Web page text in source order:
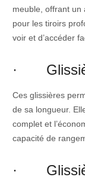
meuble, offrant un
pour les tiroirs
voir et d’accéder
·
Ces glissières
de sa longueur.
complet et
capacité de
·